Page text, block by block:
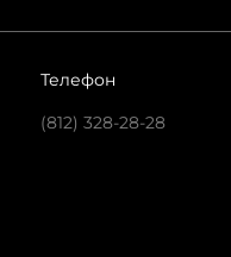
Телефон
(812) 328-28-28